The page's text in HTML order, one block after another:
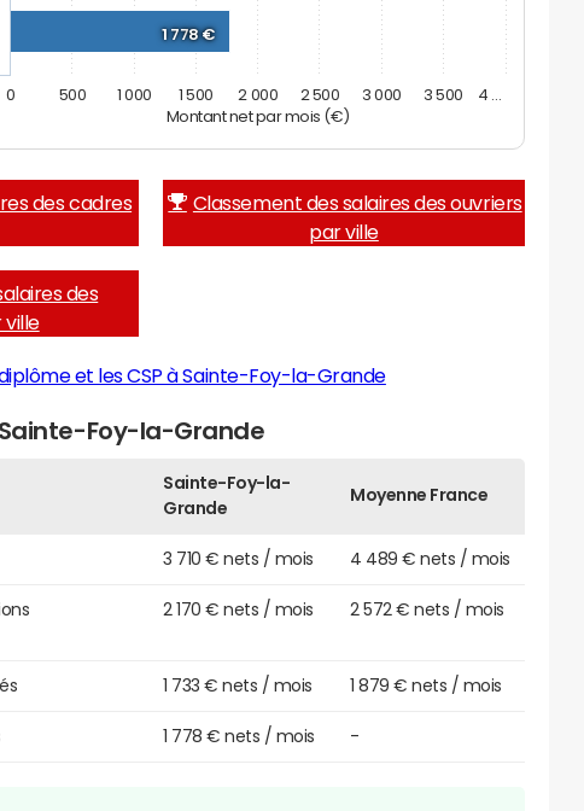
Montant net par mois (€)
1 778 €
0 500 1 000 1 500 2 000 2 500 3 000 3 500 4 …
des cadres
Classement des salaires des ouvriers
par ville
des
ville
et les CSP à Sainte-Foy-la-Grande
Sainte-Foy-la-Grande
Sainte-Foy-la-
Grande
Moyenne France
3 710 € nets / mois 4 489 € nets / mois
2 170 € nets / mois 2 572 € nets / mois
1 733 € nets / mois 1 879 € nets / mois
1 778 € nets / mois -